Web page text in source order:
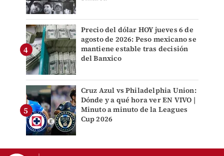
Precio del dólar HOY jueves 6 de
agosto de 2026: Peso mexicano se
mantiene estable tras decisión
del Banxico
Cruz Azul vs Philadelphia Union:
Dónde y a qué hora ver EN VIVO |
Minuto a minuto de la Leagues
Cup 2026